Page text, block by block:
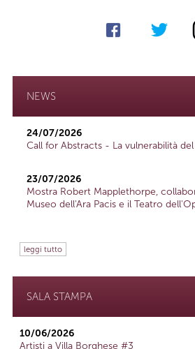
NEWS
24/07/2026
Call for Abstracts - La vulnerabilità
23/07/2026
Mostra Robert Mapplethorpe,
Museo dell'Ara Pacis e il Teatro
leggi tutto
SALA STAMPA
10/06/2026
Artisti a Villa Borghese #3